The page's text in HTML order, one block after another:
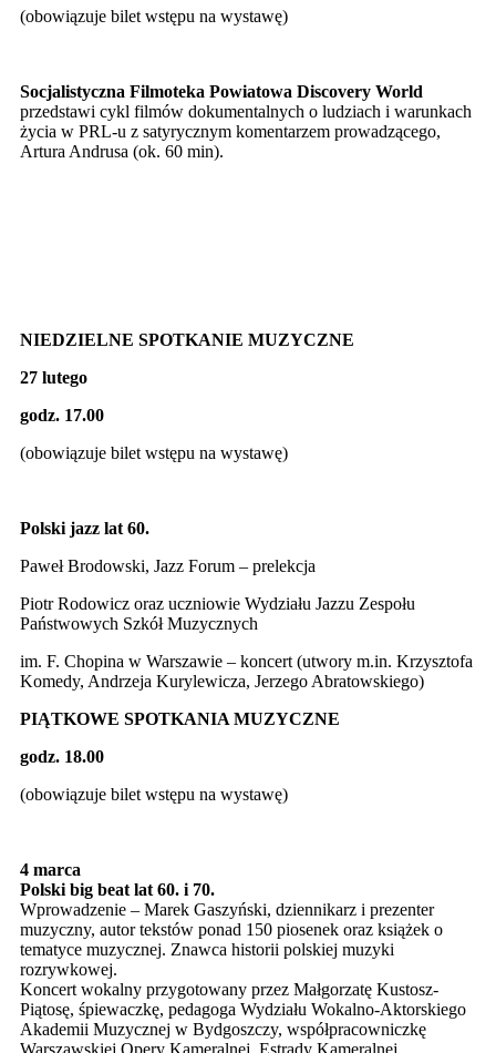
(obowiązuje bilet wstępu na wystawę)
Socjalistyczna Filmoteka Powiatowa Discovery World
przedstawi cykl filmów dokumentalnych o ludziach i warunkach
życia w PRL-u z satyrycznym komentarzem prowadzącego,
Artura Andrusa (ok. 60 min).
NIEDZIELNE SPOTKANIE MUZYCZNE
27 lutego
godz. 17.00
(obowiązuje bilet wstępu na wystawę)
Polski jazz lat 60.
Paweł Brodowski, Jazz Forum – prelekcja
Piotr Rodowicz oraz uczniowie Wydziału Jazzu Zespołu
Państwowych Szkół Muzycznych
im. F. Chopina w Warszawie – koncert (utwory m.in. Krzysztofa
Komedy, Andrzeja Kurylewicza, Jerzego Abratowskiego)
PIĄTKOWE SPOTKANIA MUZYCZNE
godz. 18.00
(obowiązuje bilet wstępu na wystawę)
4 marca
Polski big beat lat 60. i 70.
Wprowadzenie – Marek Gaszyński, dziennikarz i prezenter
muzyczny, autor tekstów ponad 150 piosenek oraz książek o
tematyce muzycznej. Znawca historii polskiej muzyki
rozrywkowej.
Koncert wokalny przygotowany przez Małgorzatę Kustosz-
Piątosę, śpiewaczkę, pedagoga Wydziału Wokalno-Aktorskiego
Akademii Muzycznej w Bydgoszczy, współpracowniczkę